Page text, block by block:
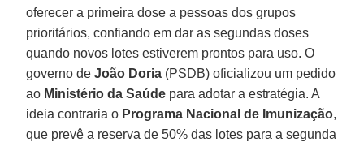
oferecer a primeira dose a pessoas dos grupos
prioritários, confiando em dar as segundas doses
quando novos lotes estiverem prontos para uso. O
governo deJoão Doria (PSDB) oficializou um pedido
ao Ministério da Saúde para adotar a estratégia. A
ideia contraria o Programa Nacional de Imunização,
que prevê a reserva de 50% das lotes para a segunda